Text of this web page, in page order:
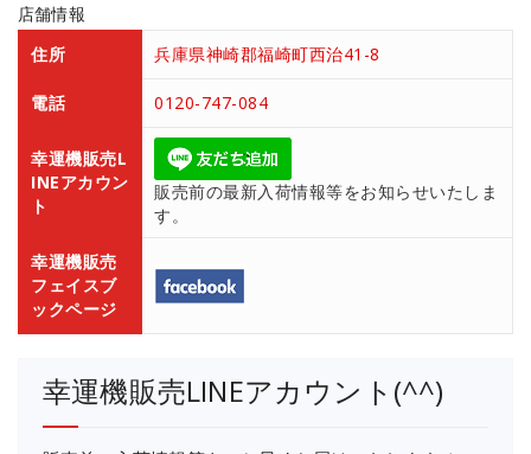
店舗情報
住所
兵庫県神崎郡福崎町西治41-8
電話 0120-747-084
幸運機販売L
INEアカウン
ト
販売前の最新入荷情報等をお知らせいたしま
す。
幸運機販売
フェイスブ
ックページ
幸運機販売LINEアカウント(^^)